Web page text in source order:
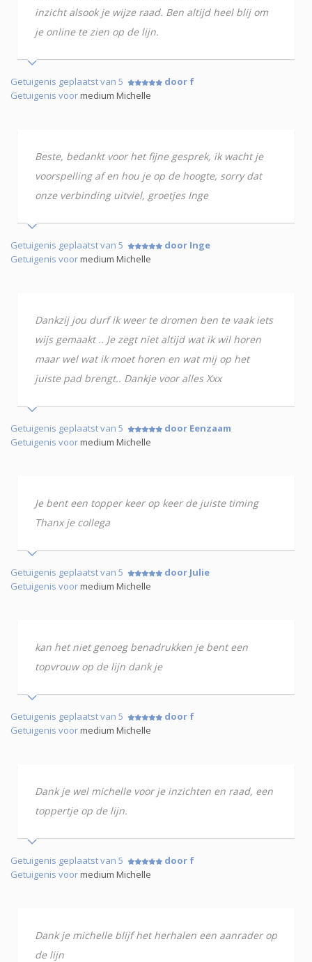
inzicht alsook je wijze raad. Ben altijd heel blij om
je online te zien op de lijn.
Getuigenis geplaatst van 5
door f
Getuigenis voormedium Michelle
Beste, bedankt voor het fijne gesprek, ik wacht je
voorspelling af en hou je op de hoogte, sorry dat
onze verbinding uitviel, groetjes Inge
Getuigenis geplaatst van 5
door Inge
Getuigenis voormedium Michelle
Dankzij jou durf ik weer te dromen ben te vaak iets
wijs gemaakt .. Je zegt niet altijd wat ik wil horen
maar wel wat ik moet horen en wat mij op het
juiste pad brengt.. Dankje voor alles Xxx
Getuigenis geplaatst van 5
door Eenzaam
Getuigenis voormedium Michelle
Je bent een topper keer op keer de juiste timing
Thanx je collega
Getuigenis geplaatst van 5
door Julie
Getuigenis voormedium Michelle
kan het niet genoeg benadrukken je bent een
topvrouw op de lijn dank je
Getuigenis geplaatst van 5
door f
Getuigenis voormedium Michelle
Dank je wel michelle voor je inzichten en raad, een
toppertje op de lijn.
Getuigenis geplaatst van 5
door f
Getuigenis voormedium Michelle
Dank je michelle blijf het herhalen een aanrader op
de lijn